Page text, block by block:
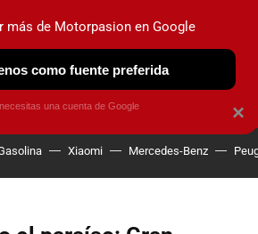
ELÉCTRICOS OBSERVATORIO
Xiaomi Mercedes-Benz
×
más de Motorpasion en Google
como fuente preferida
una cuenta de Google